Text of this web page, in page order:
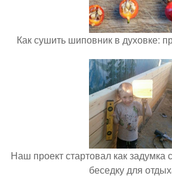
Как сушить шиповник в духовке:
Наш проект стартовал как задумка
беседку для